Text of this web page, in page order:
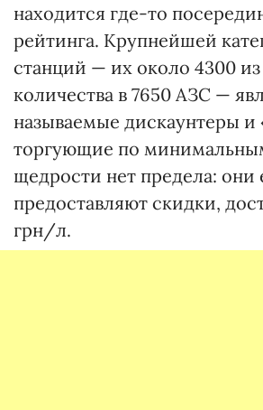
находится где-то
рейтинга. Крупнейшей
станций — их около 4300
количества в 7650 АЗС —
называемые дискаунтеры и
торгующие по
щедрости нет предела: они
предоставляют скидки,
грн/л.